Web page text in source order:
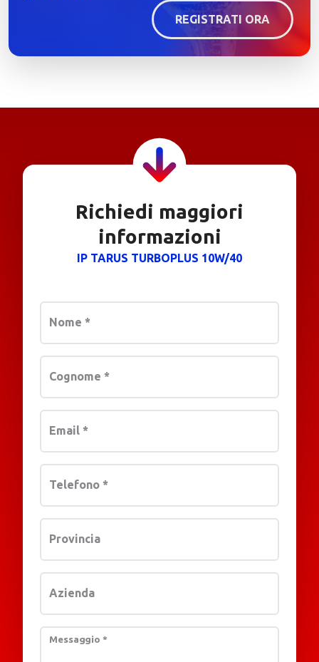
REGISTRATI ORA
Richiedi maggiori
informazioni
IP TARUS TURBOPLUS 10W/40
Nome *
Cognome *
Email *
Telefono *
Provincia
Azienda
Messaggio *